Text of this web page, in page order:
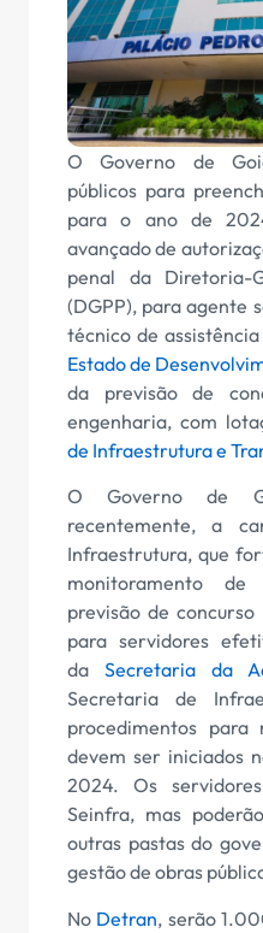
O Governo de
públicos para
para o ano de
avançado de
penal da Diretoria-
(DGPP), para agente
técnico de
Estado de
da previsão de
engenharia, com
de Infraestrutura e
O Governo de
recentemente, a
Infraestrutura, que
monitoramento
previsão de
para servidores
da Secretaria da
Secretaria de
procedimentos para
devem ser iniciados
2024. Os
Seinfra, mas
outras pastas do
gestão de obras
No Detran, serão